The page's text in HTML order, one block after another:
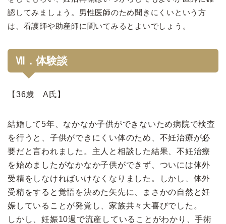
認してみましょう。男性医師のため聞きにくいという方
は、看護師や助産師に聞いてみるとよいでしょう。
Ⅶ．体験談
【36歳 A氏】
結婚して5年、なかなか子供ができないため病院で検査
を行うと、子供ができにくい体のため、不妊治療が必
要だと言われました。主人と相談した結果、不妊治療
を始めましたがなかなか子供ができず、ついには体外
受精をしなければいけなくなりました。しかし、体外
受精をすると覚悟を決めた矢先に、まさかの自然と妊
娠していることが発覚し、家族共々大喜びでした。
しかし、妊娠10週で流産していることがわかり、手術